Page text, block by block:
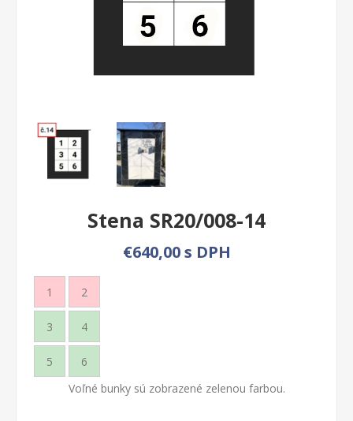
Stena SR20/008-14
€640,00 s DPH
1 2
3 4
5
6
Voľné bunky sú zobrazené zelenou farbou.